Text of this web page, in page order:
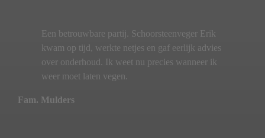
Een betrouwbare partij. Schoorsteenveger Erik
kwam op tijd, werkte netjes en gaf eerlijk advies
over onderhoud. Ik weet nu precies wanneer ik
weer moet laten vegen.
Fam. Mulders